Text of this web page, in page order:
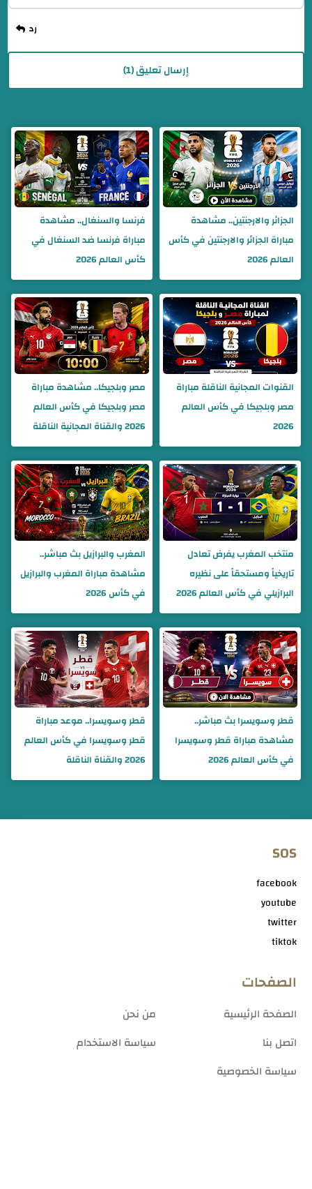
إرسال تعليق (1)
الجزائر والارجنتين.. مشاهدة
مباراة الجزائر والارجنتين في كأس
العالم 2026
فرنسا والسنغال.. مشاهدة
مباراة فرنسا ضد السنغال في
كأس العالم 2026
القنوات المجانية الناقلة مباراة
مصر وبلجيكا في كأس العالم
2026
مصر وبلجيكا.. مشاهدة مباراة
مصر وبلجيكا في كأس العالم
2026 والقناة المجانية الناقلة
منتخب المغرب يفرض تعادل
تاريخياً ومستحقاً على نظيره
البرازيلي في كأس العالم 2026
المغرب والبرازيل بث مباشر..
مشاهدة مباراة المغرب والبرازيل
في كأس 2026
قطر وسويسرا بث مباشر..
مشاهدة مباراة قطر وسويسرا
في كأس العالم 2026
قطر وسويسرا.. موعد مباراة
قطر وسويسرا في كأس العالم
2026 والقناة الناقلة
الصفحات
الصفحة الرئيسية
من نحن
اتصل بنا
سياسة الاستخدام
سياسة الخصوصية
SOS
facebook
youtube
twitter
tiktok